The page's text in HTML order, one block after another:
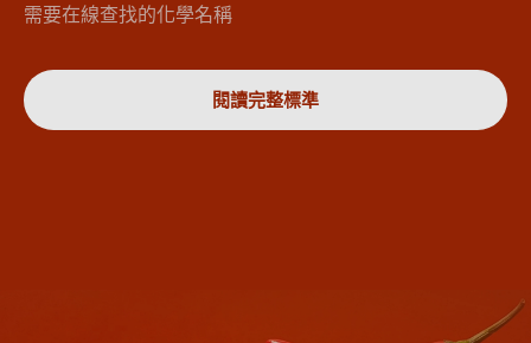
需要在線查找的化學名稱
閱讀完整標準